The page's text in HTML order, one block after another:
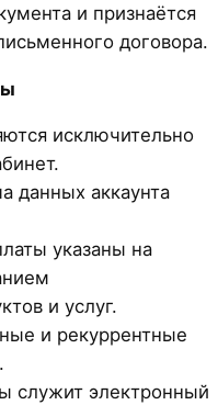
и признаётся
договора.
исключительно
данных аккаунта
указаны на
и услуг.
и рекуррентные
служит электронный